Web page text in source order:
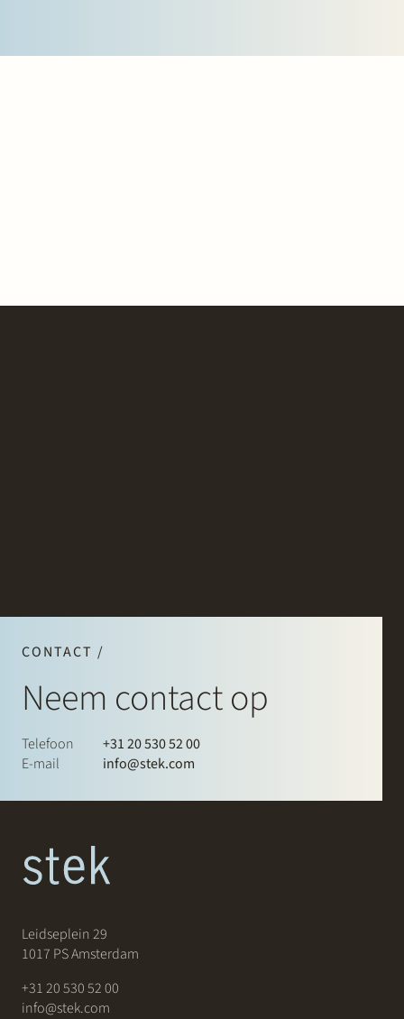
CONTACT /
Neem contact op
Telefoon
+31 20 530 52 00
E-mail
info@stek.com
Leidseplein 29
1017 PS Amsterdam
+31 20 530 52 00
info@stek.com